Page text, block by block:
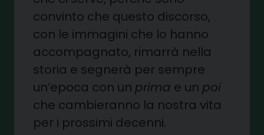
convinto che questo discorso,
con le immagini che lo hanno
accompagnato, rimarrà nella
storia e segnerà per sempre
un’epoca con un prima e un poi
che cambieranno la nostra vita
per i prossimi decenni.